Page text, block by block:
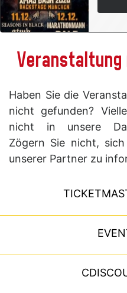
Haben Sie die
nicht gefunden?
nicht in unsere
Zögern Sie nicht,
unserer Partner zu